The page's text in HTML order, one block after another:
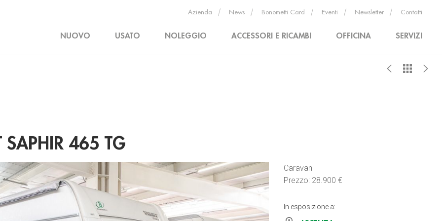
NUOVO USATO NOLEGGIO ACCESSORI E RICAMBI OFFICINA SERVIZI
Azienda News Bonometti Card Eventi Newsletter Contatti
SAPHIR 465 TG
Caravan
Prezzo: 28.900 €
In esposizione a: